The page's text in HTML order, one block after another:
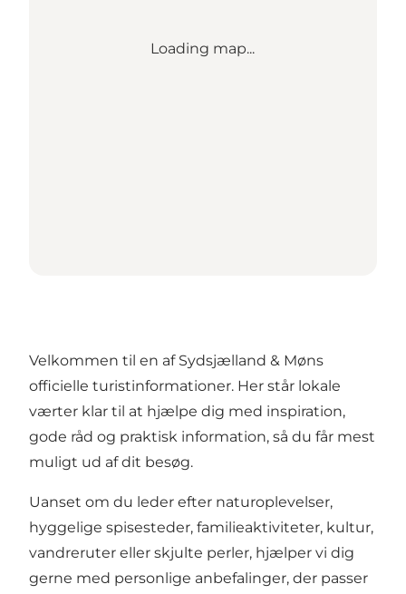
Loading map...
Velkommen til en af Sydsjælland & Møns
officielle turistinformationer. Her står lokale
værter klar til at hjælpe dig med inspiration,
gode råd og praktisk information, så du får mest
muligt ud af dit besøg.
Uanset om du leder efter naturoplevelser,
hyggelige spisesteder, familieaktiviteter, kultur,
vandreruter eller skjulte perler, hjælper vi dig
gerne med personlige anbefalinger, der passer